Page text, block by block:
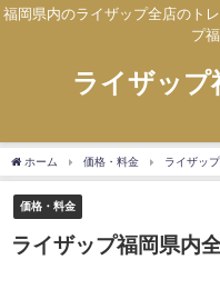
福岡県内のライザップ全店のト
プ
ライザップ
ホーム 価格・料金 ライザッ
価格・料金
ライザップ福岡県内